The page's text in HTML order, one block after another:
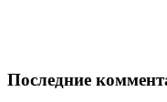
Последние